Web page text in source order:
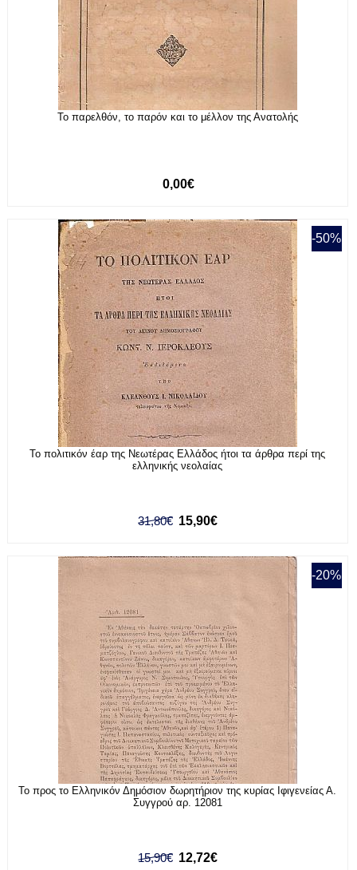
Το παρελθόν, το παρόν και το μέλλον της Ανατολής
0,00€
-50%
Το πολιτικόν έαρ της Νεωτέρας Ελλάδος ήτοι τα άρθρα περί της
ελληνικής νεολαίας
31,80€ 15,90€
-20%
Το προς το Ελληνικόν Δημόσιον δωρητήριον της κυρίας Ιφιγενείας Α.
Συγγρού αρ. 12081
15,90€ 12,72€